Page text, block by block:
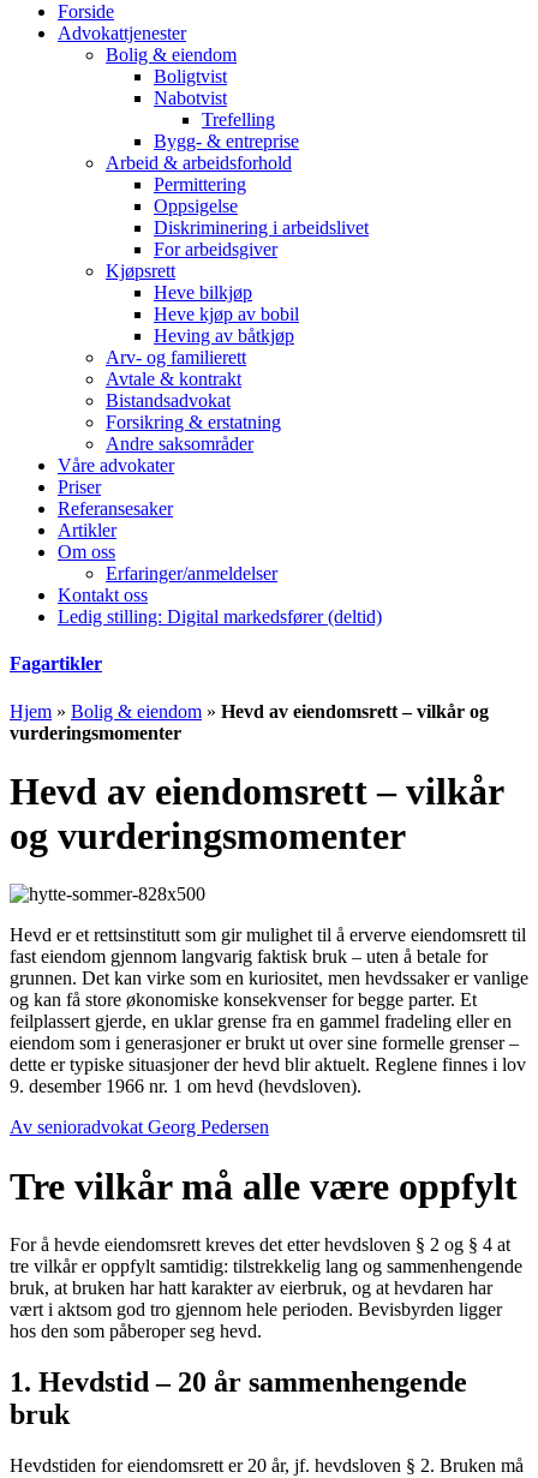
Forside
Advokattjenester
Bolig & eiendom
Boligtvist
Nabotvist
Trefelling
Bygg- & entreprise
Arbeid & arbeidsforhold
Permittering
Oppsigelse
Diskriminering i arbeidslivet
For arbeidsgiver
Kjøpsrett
Heve bilkjøp
Heve kjøp av bobil
Heving av båtkjøp
Arv- og familierett
Avtale & kontrakt
Bistandsadvokat
Forsikring & erstatning
Andre saksområder
Våre advokater
Priser
Referansesaker
Artikler
Om oss
Erfaringer/anmeldelser
Kontakt oss
Ledig stilling: Digital markedsfører (deltid)
Fagartikler
Hjem » Bolig & eiendom » Hevd av eiendomsrett – vilkår og
vurderingsmomenter
Hevd av eiendomsrett – vilkår
og vurderingsmomenter
Hevd er et rettsinstitutt som gir mulighet til å erverve eiendomsrett til
fast eiendom gjennom langvarig faktisk bruk – uten å betale for
grunnen. Det kan virke som en kuriositet, men hevdssaker er vanlige
og kan få store økonomiske konsekvenser for begge parter. Et
feilplassert gjerde, en uklar grense fra en gammel fradeling eller en
eiendom som i generasjoner er brukt ut over sine formelle grenser –
dette er typiske situasjoner der hevd blir aktuelt. Reglene finnes i lov
9. desember 1966 nr. 1 om hevd (hevdsloven).
Av senioradvokat Georg Pedersen
Tre vilkår må alle være oppfylt
For å hevde eiendomsrett kreves det etter hevdsloven § 2 og § 4 at
tre vilkår er oppfylt samtidig: tilstrekkelig lang og sammenhengende
bruk, at bruken har hatt karakter av eierbruk, og at hevdaren har
vært i aktsom god tro gjennom hele perioden. Bevisbyrden ligger
hos den som påberoper seg hevd.
1. Hevdstid – 20 år sammenhengende
bruk
Hevdstiden for eiendomsrett er 20 år, jf. hevdsloven § 2. Bruken må